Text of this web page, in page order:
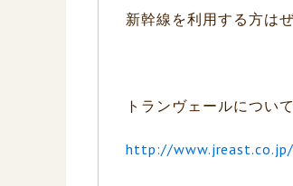
新幹線を利用する方は
トランヴェールについ
http://